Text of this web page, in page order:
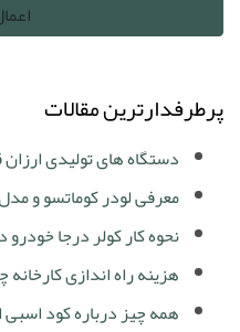
پرطرفدارترین مقالات
دستگاه های تولیدی
معرفی لودر کوماتسو و
نحوه کار کولر درجا
هزینه راه اندازی
همه چیز درباره کود اسبی